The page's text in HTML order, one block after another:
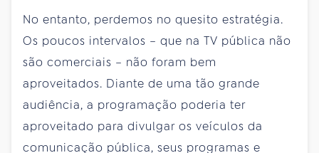
No entanto, perdemos no quesito estratégia.
Os poucos intervalos – que na TV pública não
são comerciais – não foram bem
aproveitados. Diante de uma tão grande
audiência, a programação poderia ter
aproveitado para divulgar os veículos da
comunicação pública, seus programas e